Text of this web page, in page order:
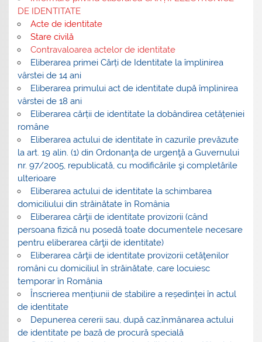
DE IDENTITATE
Acte de identitate
Stare civilă
Contravaloarea actelor de identitate
Eliberarea primei Cărți de Identitate la împlinirea
vârstei de 14 ani
Eliberarea primului act de identitate după împlinirea
vârstei de 18 ani
Eliberarea cărții de identitate la dobândirea cetățeniei
române
Eliberarea actului de identitate în cazurile prevăzute
la art. 19 alin. (1) din Ordonanţa de urgenţă a Guvernului
nr. 97/2005, republicată, cu modificările şi completările
ulterioare
Eliberarea actului de identitate la schimbarea
domiciliului din străinătate în România
Eliberarea cărţii de identitate provizorii (când
persoana fizică nu posedă toate documentele necesare
pentru eliberarea cărţii de identitate)
Eliberarea cărţii de identitate provizorii cetăţenilor
români cu domiciliul în străinătate, care locuiesc
temporar în România
Înscrierea mențiunii de stabilire a reședinței în actul
de identitate
Depunerea cererii sau, după caz,înmânarea actului
de identitate pe bază de procură specială